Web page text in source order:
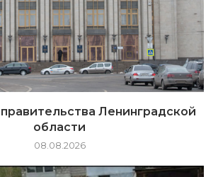
Ленинградской
области
08.08.2026